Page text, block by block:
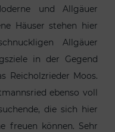
und Allgäuer
Häuser stehen hier
Allgäuer
in der Gegend
Reicholzrieder Moos.
ebenso voll
die sich hier
freuen können. Sehr